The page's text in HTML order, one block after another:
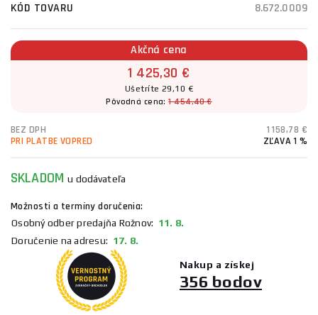
KÓD TOVARU
8.672.0009
Akčná cena
1 425,30 €
Ušetríte 29,10 €
Pôvodná cena:1 454,40 €
BEZ DPH
1 158,78 €
PRI PLATBE VOPRED
ZĽAVA 1 %
SKLADOMu dodávateľa
Možnosti a termíny doručenia:
Osobný odber predajňa Rožnov: 11. 8.
Doručenie na adresu: 17. 8.
Nakup a získej
356 bodov